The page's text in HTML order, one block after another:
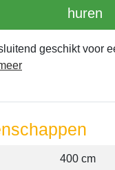
huren
geschikt voor
400 cm